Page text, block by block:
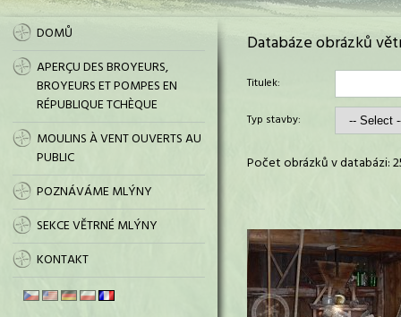
DOMŮ
APERÇU DES BROYEURS,
BROYEURS ET POMPES EN
RÉPUBLIQUE TCHÈQUE
MOULINS À VENT OUVERTS AU
PUBLIC
POZNÁVÁME MLÝNY
SEKCE VĚTRNÉ MLÝNY
KONTAKT
Databáze obrázků
Titulek:
Typ stavby:
Počet obrázků v databázi: